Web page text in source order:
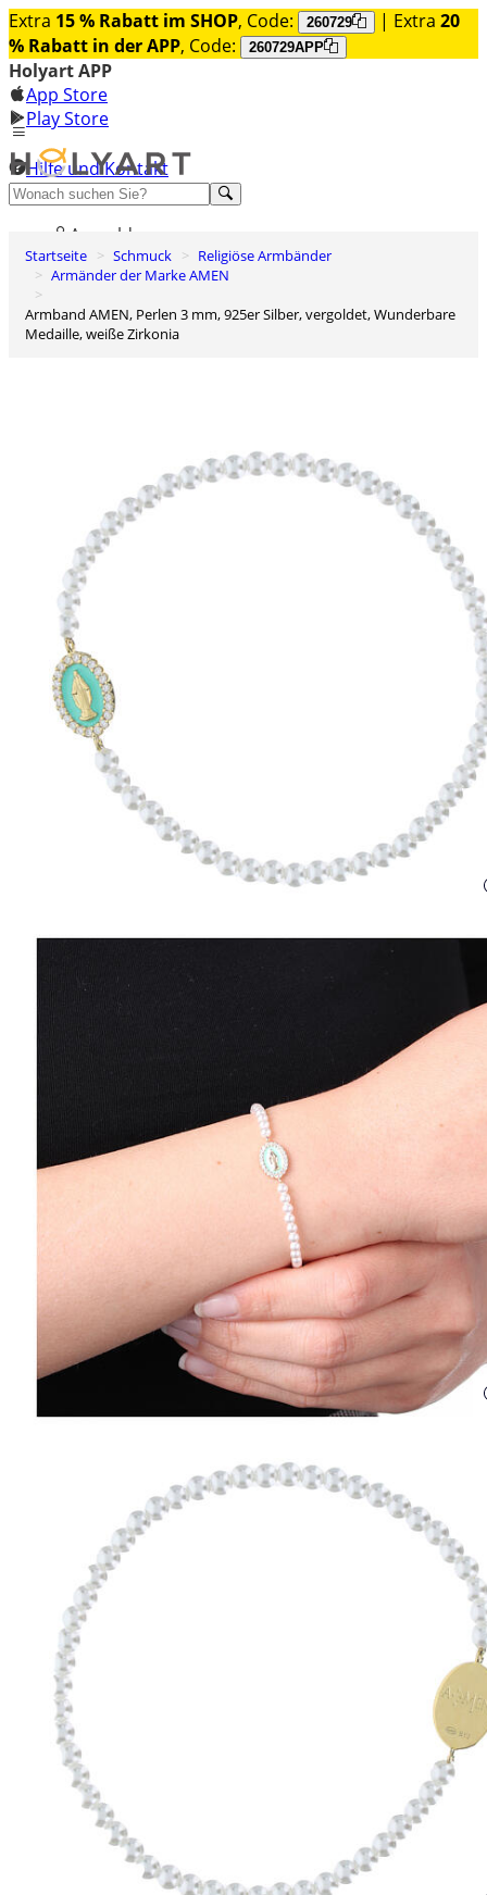
Extra 15 % Rabatt im SHOP, Code: 260729 | Extra 20
% Rabatt in der APP, Code: 260729APP
Holyart APP
App Store
Play Store
Hilfe und Kontakt
Entdecken Sie Premium
Anmelden
Wunschliste
Warenkorb
Startseite Schmuck
Religiöse Armbänder
Armänder der Marke AMEN
Armband AMEN, Perlen 3 mm, 925er Silber, vergoldet, Wunderbare
Medaille, weiße Zirkonia